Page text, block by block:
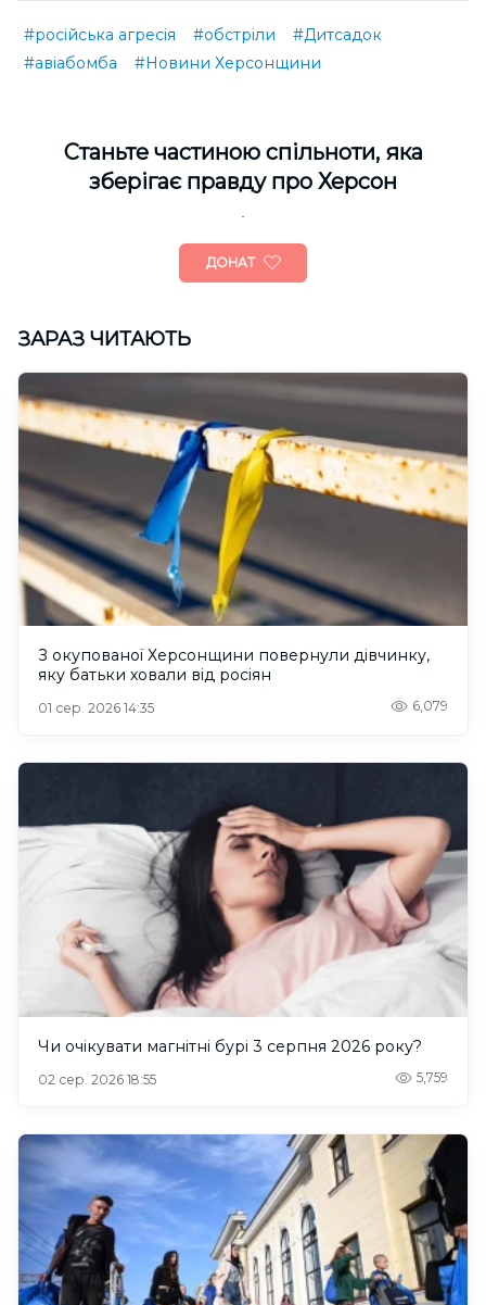
#російська агресія #обстріли
#Дитсадок
#авіабомба
#Новини Херсонщини
Cтаньте частиною спільноти, яка
зберігає правду про Херсон
ДОНАТ
ЗАРАЗ ЧИТАЮТЬ
З окупованої Херсонщини повернули дівчинку,
яку батьки ховали від росіян
01 сер. 2026 14:35 6,079
Чи очікувати магнітні бурі 3 серпня 2026 року?
02 сер. 2026 18:55 5,759